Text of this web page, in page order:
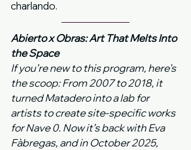
charlando.
Abierto x Obras: Art That Melts Into
the Space
If you’re new to this program, here’s
the scoop: From 2007 to 2018, it
turned Matadero into a lab for
artists to create site-specific works
for Nave 0. Now it’s back with Eva
Fàbregas, and in October 2025,